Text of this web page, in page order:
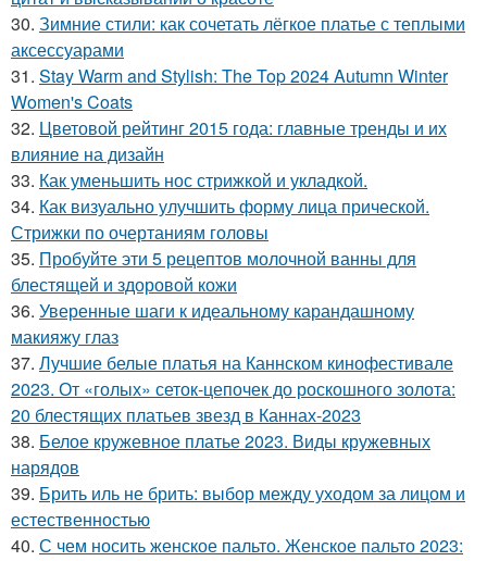
30. Зимние стили: как сочетать лёгкое платье с теплыми
аксессуарами
31. Stay Warm and Stylish: The Top 2024 Autumn Winter
Women's Coats
32. Цветовой рейтинг 2015 года: главные тренды и их
влияние на дизайн
33. Как уменьшить нос стрижкой и укладкой.
34. Как визуально улучшить форму лица прической.
Стрижки по очертаниям головы
35. Пробуйте эти 5 рецептов молочной ванны для
блестящей и здоровой кожи
36. Уверенные шаги к идеальному карандашному
макияжу глаз
37. Лучшие белые платья на Каннском кинофестивале
2023. От «голых» сеток-цепочек до роскошного золота:
20 блестящих платьев звезд в Каннах-2023
38. Белое кружевное платье 2023. Виды кружевных
нарядов
39. Брить иль не брить: выбор между уходом за лицом и
естественностью
40. С чем носить женское пальто. Женское пальто 2023: